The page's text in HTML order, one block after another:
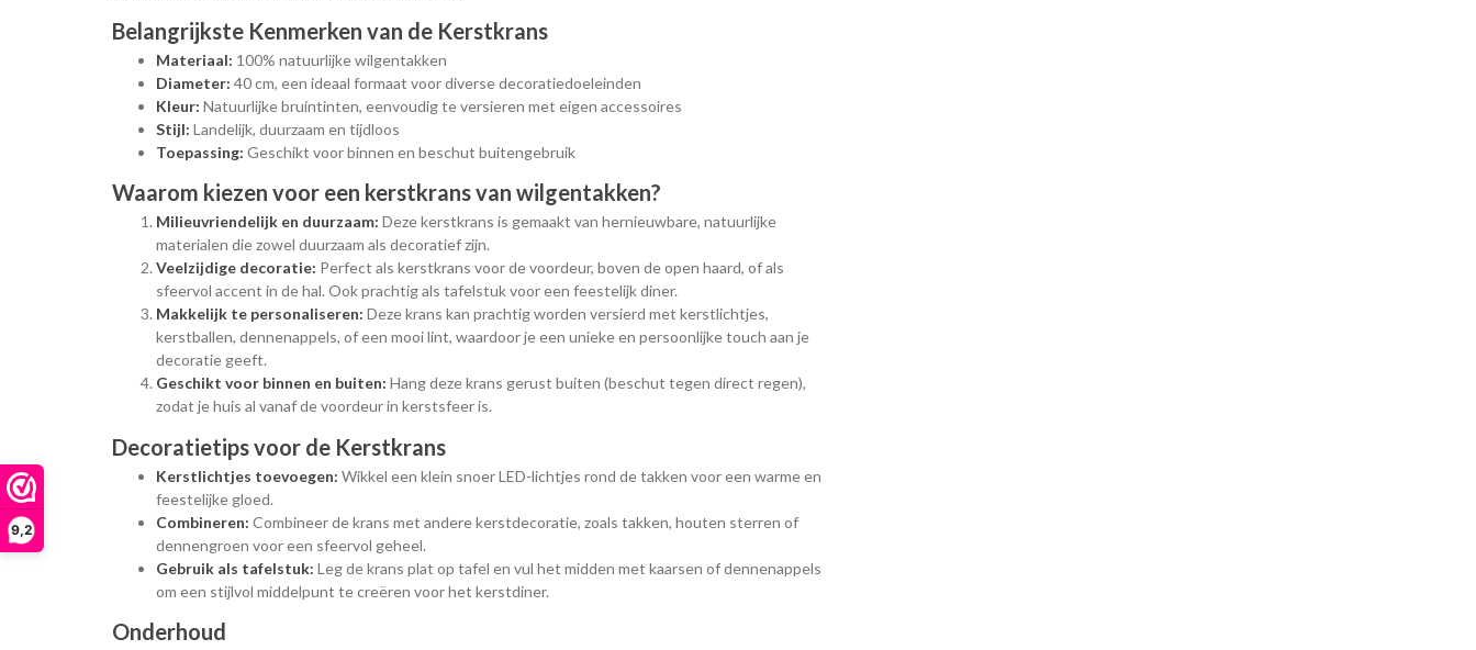
9,2
Belangrijkste Kenmerken van de Kerstkrans
Materiaal: 100% natuurlijke wilgentakken
Diameter: 40 cm, een ideaal formaat voor diverse decoratiedoeleinden
Kleur: Natuurlijke bruintinten, eenvoudig te versieren met eigen accessoires
Stijl: Landelijk, duurzaam en tijdloos
Toepassing: Geschikt voor binnen en beschut buitengebruik
Waarom kiezen voor een kerstkrans van wilgentakken?
Milieuvriendelijk en duurzaam: Deze kerstkrans is gemaakt van hernieuwbare, natuurlijke
materialen die zowel duurzaam als decoratief zijn.
Veelzijdige decoratie: Perfect als kerstkrans voor de voordeur, boven de open haard, of als
sfeervol accent in de hal. Ook prachtig als tafelstuk voor een feestelijk diner.
Makkelijk te personaliseren: Deze krans kan prachtig worden versierd met kerstlichtjes,
kerstballen, dennenappels, of een mooi lint, waardoor je een unieke en persoonlijke touch aan je
decoratie geeft.
Geschikt voor binnen en buiten: Hang deze krans gerust buiten (beschut tegen direct regen),
zodat je huis al vanaf de voordeur in kerstsfeer is.
Decoratietips voor de Kerstkrans
Kerstlichtjes toevoegen: Wikkel een klein snoer LED-lichtjes rond de takken voor een warme en
feestelijke gloed.
Combineren: Combineer de krans met andere kerstdecoratie, zoals takken, houten sterren of
dennengroen voor een sfeervol geheel.
Gebruik als tafelstuk: Leg de krans plat op tafel en vul het midden met kaarsen of dennenappels
om een stijlvol middelpunt te creëren voor het kerstdiner.
Onderhoud